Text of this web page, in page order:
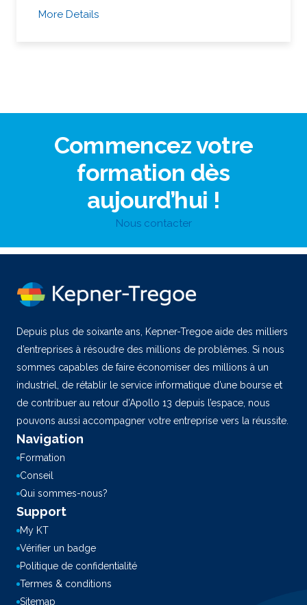
More Details
Commencez votre
formation dès
aujourd’hui !
Nous contacter
Depuis plus de soixante ans, Kepner-Tregoe aide des milliers
d’entreprises à résoudre des millions de problèmes. Si nous
sommes capables de faire économiser des millions à un
industriel, de rétablir le service informatique d’une bourse et
de contribuer au retour d’Apollo 13 depuis l’espace, nous
pouvons aussi accompagner votre entreprise vers la réussite.
Navigation
Formation
Conseil
Qui sommes-nous?
Support
My KT
Vérifier un badge
Politique de confidentialité
Termes & conditions
Sitemap